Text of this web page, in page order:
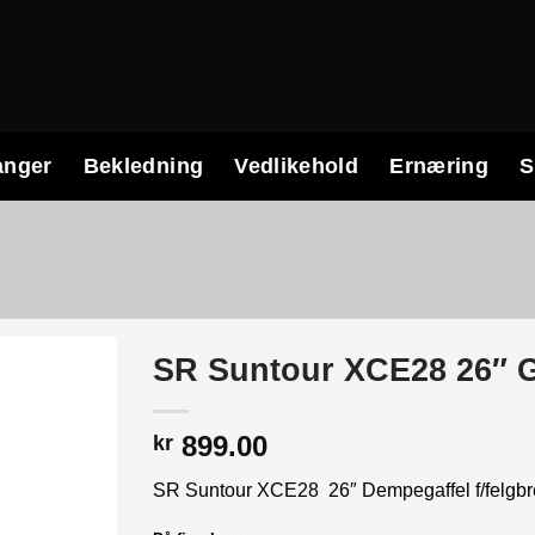
Bekledning Vedlikehold Ernæring
SR Suntour XCE28 26″
kr 899.00
SR Suntour XCE28 26″ Dempegaffel f/